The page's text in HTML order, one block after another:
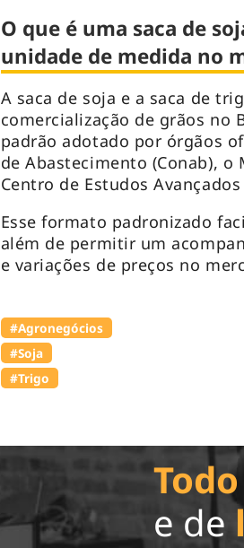
O que é uma saca de
unidade de medida no
A saca de soja e a saca de
comercialização de grãos no
padrão adotado por órgãos
de Abastecimento (Conab),
Centro de Estudos
Esse formato padronizado
além de permitir um
e variações de preços no
#Agronegócios
#Soja
#Trigo
Todo
e de